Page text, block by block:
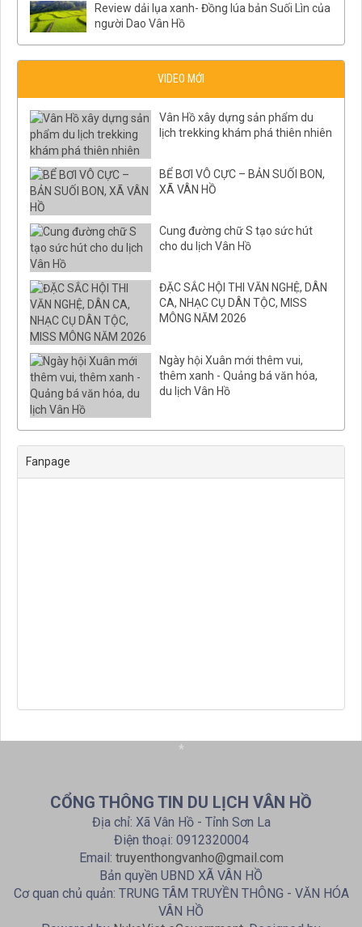
Review dải lụa xanh- Đồng lúa bản Suối Lìn của
người Dao Vân Hồ
VIDEO MỚI
Vân Hồ xây dựng sản phẩm du
lịch trekking khám phá thiên nhiên
BỂ BƠI VÔ CỰC – BẢN SUỐI BON,
XÃ VÂN HỒ
Cung đường chữ S tạo sức hút
cho du lịch Vân Hồ
ĐẶC SẮC HỘI THI VĂN NGHỆ, DÂN
CA, NHẠC CỤ DÂN TỘC, MISS
MÔNG NĂM 2026
Ngày hội Xuân mới thêm vui,
thêm xanh - Quảng bá văn hóa,
du lịch Vân Hồ
Fanpage
*
CỔNG THÔNG TIN DU LỊCH VÂN HỒ
Địa chỉ: Xã Vân Hồ - Tỉnh Sơn La
Điện thoại: 0912320004
Email: truyenthongvanho@gmail.com
Bản quyền UBND XÃ VÂN HỒ
Cơ quan chủ quản: TRUNG TÂM TRUYỀN THÔNG - VĂN HÓA
VÂN HỒ